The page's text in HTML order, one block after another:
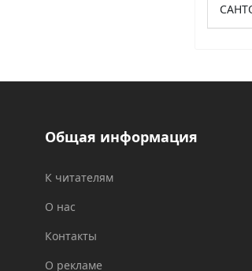
Общая информация
К читателям
О нас
Контакты
О рекламе